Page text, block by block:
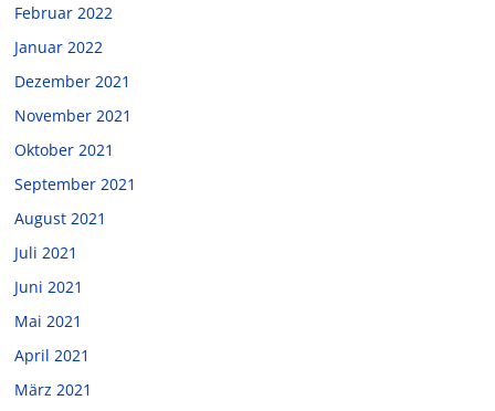
Februar 2022
Januar 2022
Dezember 2021
November 2021
Oktober 2021
September 2021
August 2021
Juli 2021
Juni 2021
Mai 2021
April 2021
März 2021